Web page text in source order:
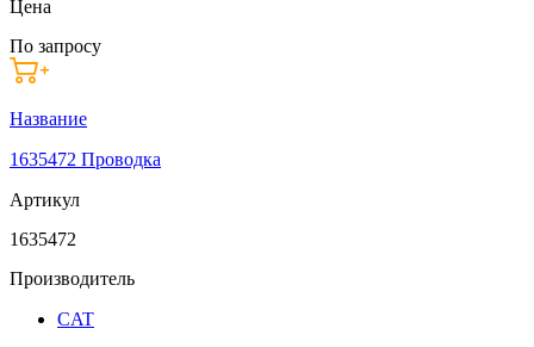
Цена
По запросу
Название
1635472 Проводка
Артикул
1635472
Производитель
CAT